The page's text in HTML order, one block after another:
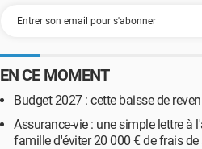
EN CE MOMENT
Budget 2027 : cette baisse de
Assurance-vie : une simple lettre à
famille d'éviter 20 000 € de frais